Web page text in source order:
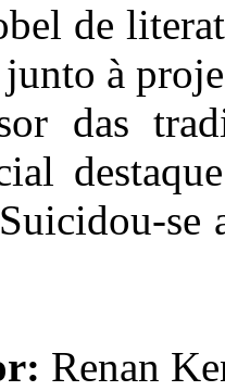
de
à
das
se
Renan